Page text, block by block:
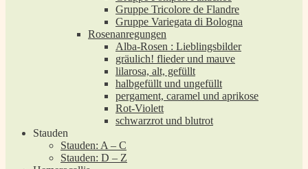
Gruppe Tricolore de Flandre
Gruppe Variegata di Bologna
Rosenanregungen
Alba-Rosen : Lieblingsbilder
gräulich! flieder und mauve
lilarosa, alt, gefüllt
halbgefüllt und ungefüllt
pergament, caramel und aprikose
Rot-Violett
schwarzrot und blutrot
Stauden
Stauden: A – C
Stauden: D – Z